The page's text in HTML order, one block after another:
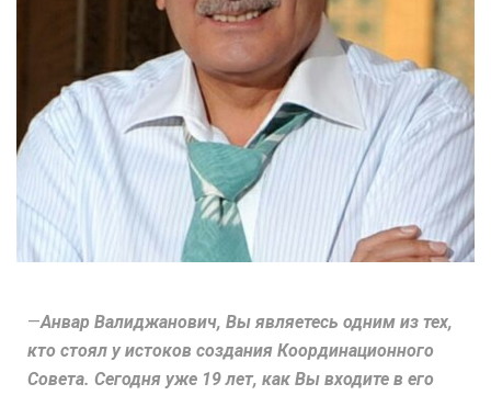
—Анвар Валиджанович, Вы являетесь одним из тех,
кто стоял у истоков создания Координационного
Совета. Сегодня уже 19 лет, как Вы входите в его